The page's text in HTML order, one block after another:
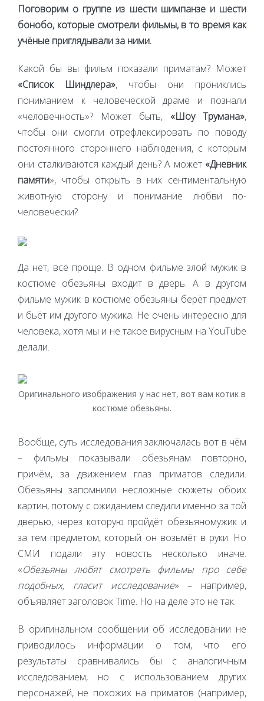
Поговорим о группе из шести шимпанзе и шести
бонобо, которые смотрели фильмы, в то время как
учёные приглядывали за ними.
Какой бы вы фильм показали приматам? Может
«Список Шиндлера», чтобы они прониклись
пониманием к человеческой драме и познали
«человечность»? Может быть, «Шоу Трумана»,
чтобы они смогли отрефлексировать по поводу
постоянного стороннего наблюдения, с которым
они сталкиваются каждый день? А может «Дневник
памяти», чтобы открыть в них сентиментальную
животную сторону и понимание любви по-
человечески?
Да нет, всё проще. В одном фильме злой мужик в
костюме обезьяны входит в дверь. А в другом
фильме мужик в костюме обезьяны берёт предмет
и бьёт им другого мужика. Не очень интересно для
человека, хотя мы и не такое вирусным на YouTube
делали.
Оригинального изображения у нас нет, вот вам котик в
костюме обезьяны.
Вообще, суть исследования заключалась вот в чём
– фильмы показывали обезьянам повторно,
причём, за движением глаз приматов следили.
Обезьяны запомнили несложные сюжеты обоих
картин, потому с ожиданием следили именно за той
дверью, через которую пройдёт обезьяномужик и
за тем предметом, который он возьмёт в руки. Но
СМИ подали эту новость несколько иначе.
«Обезьяны любят смотреть фильмы про себе
подобных, гласит исследование» – например,
объявляет заголовок Time. Но на деле это не так.
В оригинальном сообщении об исследовании не
приводилось информации о том, что его
результаты сравнивались бы с аналогичным
исследованием, но с использованием других
персонажей, не похожих на приматов (например,